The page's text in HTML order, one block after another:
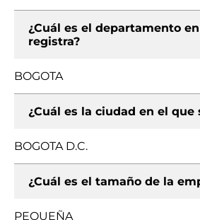
¿Cuál es el departamento
registra?
BOGOTA
¿Cuál es la ciudad en el que
BOGOTA D.C.
¿Cuál es el tamaño de la
PEQUEÑA